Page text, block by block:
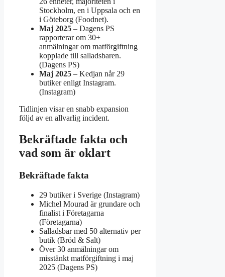
Stockholm, en i Uppsala och en
i Göteborg (Foodnet).
Maj 2025 – Dagens PS
rapporterar om 30+
anmälningar om matförgiftning
kopplade till salladsbaren.
(Dagens PS)
Maj 2025 – Kedjan når 29
butiker enligt Instagram.
(Instagram)
Tidlinjen visar en snabb expansion
följd av en allvarlig incident.
Bekräftade fakta och
vad som är oklart
Bekräftade fakta
29 butiker i Sverige (Instagram)
Michel Mourad är grundare och
finalist i Företagarna
(Företagarna)
Salladsbar med 50 alternativ per
butik (Bröd & Salt)
Över 30 anmälningar om
misstänkt matförgiftning i maj
2025 (Dagens PS)